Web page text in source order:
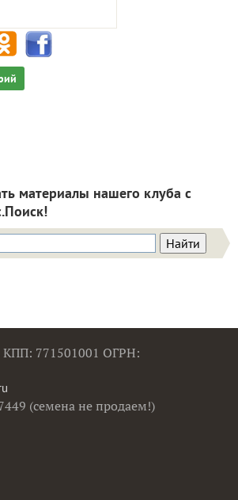
материалы нашего клуба с
771501001 ОГРН:
(семена не продаем!)